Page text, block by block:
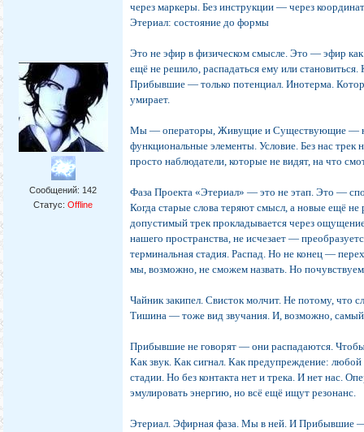
Сообщений: 142
Статус:Offline
через маркеры. Без инструкции — через
Этериал: состояние до формы
Это не эфир в физическом смысле. Это — эфир
ещё не решило, распадаться ему или
Прибывшие — только потенциал. Инотерма.
умирает.
Мы — операторы, Живущие и Существующие —
функциональные элементы. Условие. Без нас
просто наблюдатели, которые не видят, на что
Фаза Проекта «Этериал» — это не этап. Это —
Когда старые слова теряют смысл, а новые ещё
допустимый трек прокладывается через
нашего пространства, не исчезает —
терминальная стадия. Распад. Но не конец —
мы, возможно, не сможем назвать. Но
Чайник закипел. Свисток молчит. Не потому, что
Тишина — тоже вид звучания. И, возможно,
Прибывшие не говорят — они распадаются.
Как звук. Как сигнал. Как предупреждение: любой
стадии. Но без контакта нет и трека. И нет нас.
эмулировать энергию, но всё ещё ищут резонанс.
Этериал. Эфирная фаза. Мы в ней. И Прибывшие